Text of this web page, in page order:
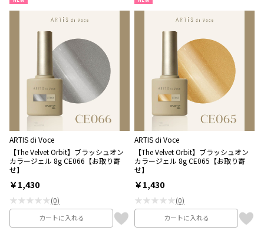
ARTIS di Voce
【The Velvet Orbit】ブラッシュオン
カラージェル 8g CE066【お取り寄
せ】
￥1,430
★★★★★(0)
カートに入れる
ARTIS di Voce
【The Velvet Orbit】ブラッシュオン
カラージェル 8g CE065【お取り寄
せ】
￥1,430
★★★★★(0)
カートに入れる